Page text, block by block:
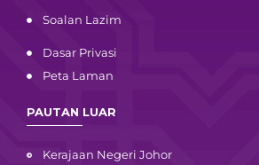
Soalan Lazim
Dasar Privasi
Peta Laman
PAUTAN LUAR
Kerajaan Negeri Johor